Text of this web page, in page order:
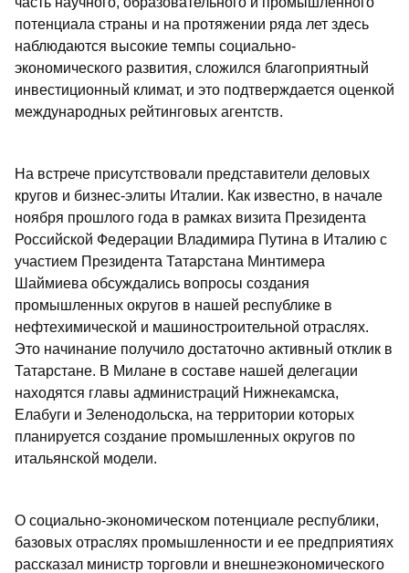
потенциала страны и на протяжении ряда лет здесь
наблюдаются высокие темпы социально-
экономического развития, сложился благоприятный
инвестиционный климат, и это подтверждается оценкой
международных рейтинговых агентств.
На встрече присутствовали представители деловых
кругов и бизнес-элиты Италии. Как известно, в начале
ноября прошлого года в рамках визита Президента
Российской Федерации Владимира Путина в Италию с
участием Президента Татарстана Минтимера
Шаймиева обсуждались вопросы создания
промышленных округов в нашей республике в
нефтехимической и машиностроительной отраслях.
Это начинание получило достаточно активный отклик в
Татарстане. В Милане в составе нашей делегации
находятся главы администраций Нижнекамска,
Елабуги и Зеленодольска, на территории которых
планируется создание промышленных округов по
итальянской модели.
О социально-экономическом потенциале республики,
базовых отраслях промышленности и ее предприятиях
рассказал министр торговли и внешнеэкономического